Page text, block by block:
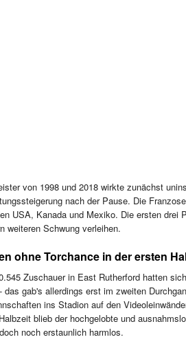
von 1998 und 2018 wirkte zunächst
nach der Pause. Die
USA, Kanada und Mexiko. Die ersten drei
weiteren Schwung verleihen.
ohne Torchance in der ersten
Zuschauer in East Rutherford hatten
das gab's allerdings erst im zweiten
ins Stadion auf den
blieb der hochgelobte und
noch erstaunlich harmlos.